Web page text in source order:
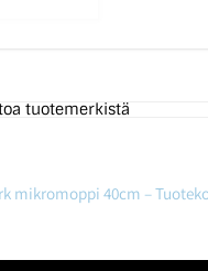
tuotemerkistä
mikromoppi 40cm –